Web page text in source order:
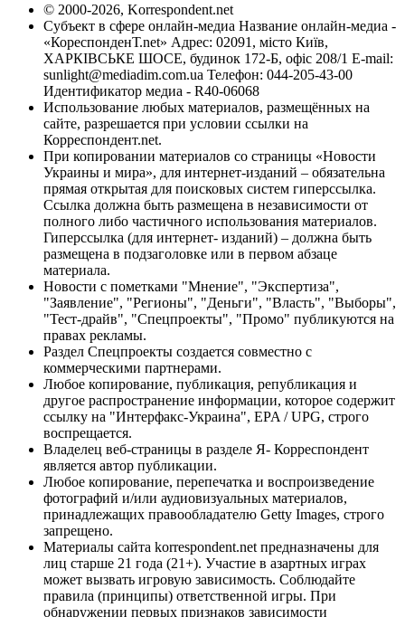
© 2000-2026, Korrespondent.net
Субъект в сфере онлайн-медиа Название онлайн-медиа -
«КореспонденТ.net» Адрес: 02091, місто Київ,
ХАРКІВСЬКЕ ШОСЕ, будинок 172-Б, офіс 208/1 E-mail:
sunlight@mediadim.com.ua Телефон: 044-205-43-00
Идентификатор медиа - R40-06068
Использование любых материалов, размещённых на
сайте, разрешается при условии ссылки на
Корреспондент.net.
При копировании материалов со страницы «Новости
Украины и мира», для интернет-изданий – обязательна
прямая открытая для поисковых систем гиперссылка.
Ссылка должна быть размещена в независимости от
полного либо частичного использования материалов.
Гиперссылка (для интернет- изданий) – должна быть
размещена в подзаголовке или в первом абзаце
материала.
Новости с пометками "Мнение", "Экспертиза",
"Заявление", "Регионы", "Деньги", "Власть", "Выборы",
"Тест-драйв", "Спецпроекты", "Промо" публикуются на
правах рекламы.
Раздел Спецпроекты создается совместно с
коммерческими партнерами.
Любое копирование, публикация, републикация и
другое распространение информации, которое содержит
ссылку на "Интерфакс-Украина", EPA / UPG, строго
воспрещается.
Владелец веб-страницы в разделе Я- Корреспондент
является автор публикации.
Любое копирование, перепечатка и воспроизведение
фотографий и/или аудиовизуальных материалов,
принадлежащих правообладателю Getty Images, строго
запрещено.
Материалы сайта korrespondent.net предназначены для
лиц старше 21 года (21+). Участие в азартных играх
может вызвать игровую зависимость. Соблюдайте
правила (принципы) ответственной игры. При
обнаружении первых признаков зависимости